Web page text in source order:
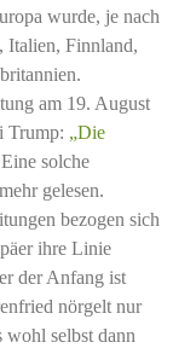
wurde, je nach
Italien, Finnland,
am 19. August
Trump: „Die
solche
gelesen.
bezogen sich
ihre Linie
der Anfang ist
nörgelt nur
wohl selbst dann